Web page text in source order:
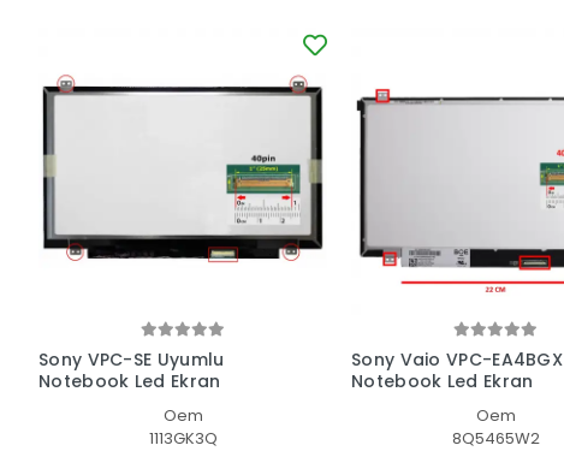
Sony VPC-SE Uyumlu
Notebook Led Ekran
Oem
1113GK3Q
Sony Vaio VPC-EA4BGX
Notebook Led Ekran
Oem
8Q5465W2